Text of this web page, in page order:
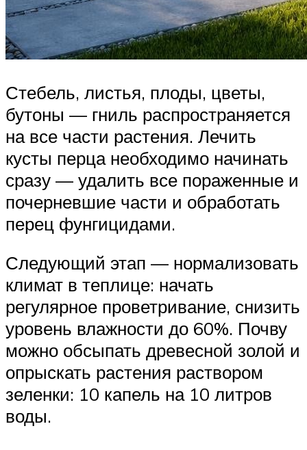
Стебель, листья, плоды, цветы,
бутоны — гниль распространяется
на все части растения. Лечить
кусты перца необходимо начинать
сразу — удалить все пораженные и
почерневшие части и обработать
перец фунгицидами.
Следующий этап — нормализовать
климат в теплице: начать
регулярное проветривание, снизить
уровень влажности до 60%. Почву
можно обсыпать древесной золой и
опрыскать растения раствором
зеленки: 10 капель на 10 литров
воды.